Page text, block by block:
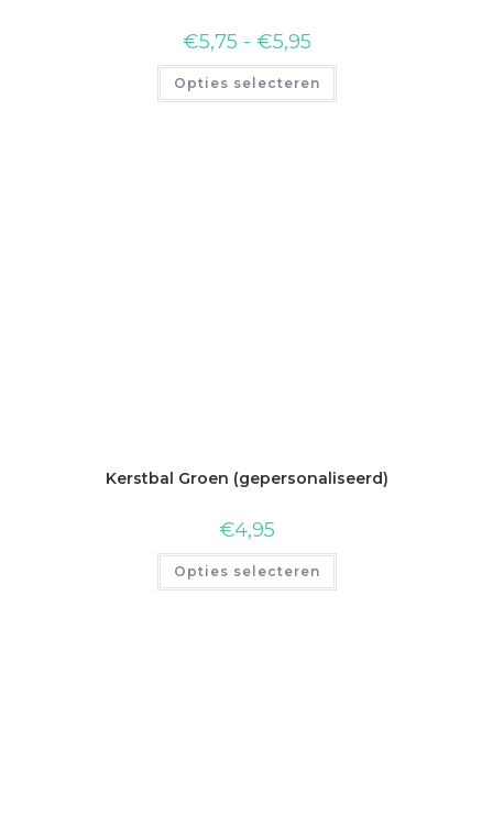
€5,75 - €5,95
Opties selecteren
Kerstbal Groen (gepersonaliseerd)
€4,95
Opties selecteren